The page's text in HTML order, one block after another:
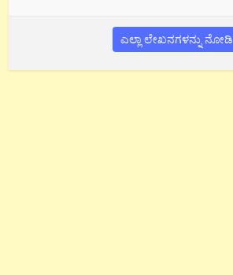
ಎಲ್ಲಾ ಲೇಖನಗಳನ್ನು ನೋಡಿ